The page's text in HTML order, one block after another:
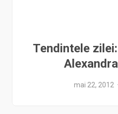
Tendintele
mai 22, 2012